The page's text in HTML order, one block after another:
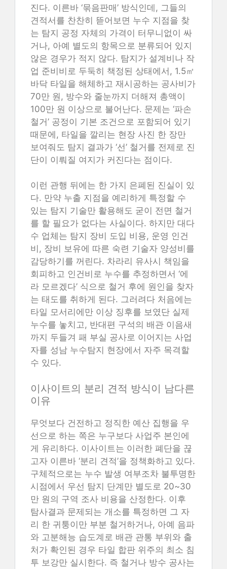
진다. 이른바 ‘묶음판매’ 방식인데, 그들의
견적서를 찬찬히 뜯어보면 누수 지점을 찾
는 탐지 공정 자체의 가격이 터무니없이 싸
거나, 아예 별도의 항목으로 분류되어 있지
않은 경우가 적지 않다. 탐지가 설계비나 작
업 준비비로 두둑히 책정된 상태에서, 1.5㎡
바닥 타일을 해체하고 재시공하는 공사비가
70만 원, 방수와 줄눈까지 더해져 총액이
100만 원 이상으로 불어난다. 문제는 ‘파손
철거’ 공정이 기본 조건으로 포함되어 있기
때문에, 타일을 깔리는 현장 사진 한 장만
보여줘도 탐지 결과가 ‘선’ 철거를 전제로 진
단이 이뤄질 여지가 커진다는 점이다.
이런 관행 뒤에는 한 가지 은폐된 진실이 있
다. 만약 누출 지점을 예리하게 특정할 수
있는 탐지 기술만 활용해도 굳이 전면 철거
를 할 필요가 없다는 사실이다. 하지만 대다
수 업체는 탐지 장비 도입 비용, 운영 인건
비, 장비 보유에 따른 숙련 기술자 양성비를
감당하기를 꺼린다. 차라리 유사시 책임을
회피하고 인건비로 누수를 추정하면서 ‘에
라 모르겠다’ 식으로 철거 후에 원인을 찾자
는 태도를 취하게 된다. 그러려다 처음에는
타일 모서리에만 이상 징후를 보였단 실제
누수를 놓치고, 반대편 구석의 배관 이음새
까지 두들겨 패 부실 공사로 이어지는 사업
자를 성남 누수탐지 현장에서 자주 목격할
수 있다.
이사이트의 분리 견적 방식이 남다른
이유
무엇보다 건전하고 정직한 예산 집행을 우
선으로 하는 쪽은 누구보다 사업주 본인에
게 유리하다. 이사이트는 이러한 폐단을 끊
고자 이른바 ‘분리 견적’을 정책화하고 있다.
구체적으로는 누수 발생 여부조차 불투명한
시점에서 우선 탐지 단계만 별도로 20~30
만 원의 구역 조사 비용을 산정한다. 이후
탐사결과 문제되는 개소를 특정하면 그 자
리 한 귀퉁이만 부분 철거하거나, 아예 음파
와 고분해능 습도계로 배관 관통 부위와 출
처가 확인된 경우 타일 합판 위주의 최소 침
투 보강만 실시한다. 즉 철거나 방수 공사는